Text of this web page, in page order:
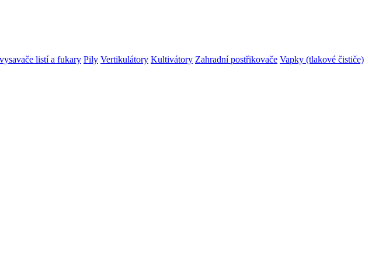
listí a fukary Pily Vertikulátory Kultivátory Zahradní postřikovače Vapky (tlakové čističe)